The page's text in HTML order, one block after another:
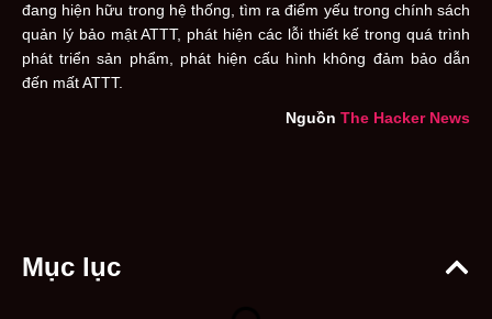
đang hiện hữu trong hệ thống, tìm ra điểm yếu trong chính sách
quản lý bảo mật ATTT, phát hiện các lỗi thiết kế trong quá trình
phát triển sản phẩm, phát hiện cấu hình không đảm bảo dẫn
đến mất ATTT.
Nguồn The Hacker News
Mục lục